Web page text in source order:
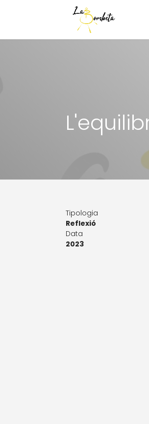
Tipologia
Reflexió
Data
2023